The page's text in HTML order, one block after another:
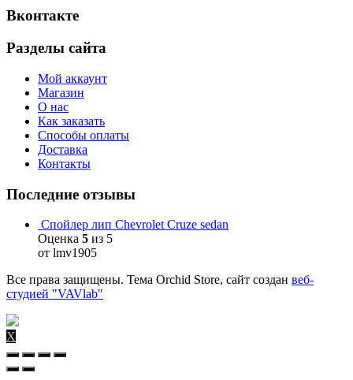
Вконтакте
Разделы сайта
Мой аккаунт
Магазин
О нас
Как заказать
Способы оплаты
Доставка
Контакты
Последние отзывы
Спойлер лип Chevrolet Cruze sedan
Оценка 5 из 5
от lmv1905
Все права защищены. Тема Orchid Store, сайт создан веб-
студией "VAVlab"
X